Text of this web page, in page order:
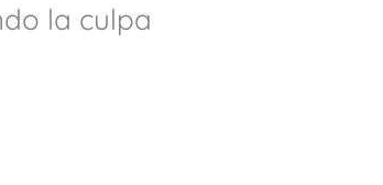
la culpa